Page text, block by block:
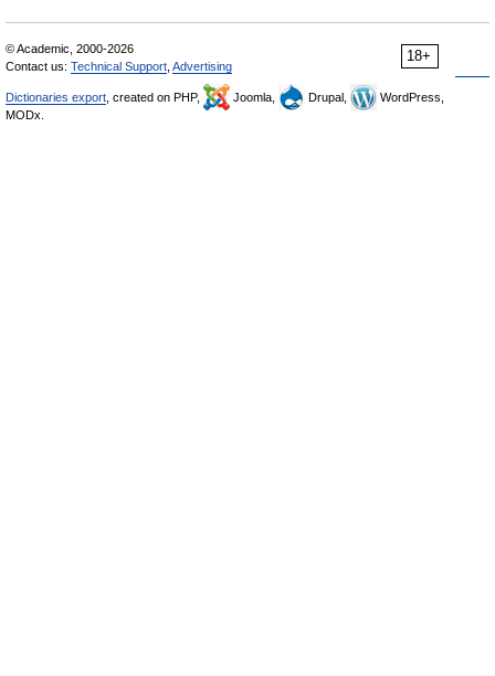
18+
© Academic, 2000-2026
Contact us: Technical Support Advertising
Dictionaries export , created on PHP, Joomla, Drupal,
WordPress,
MODx.